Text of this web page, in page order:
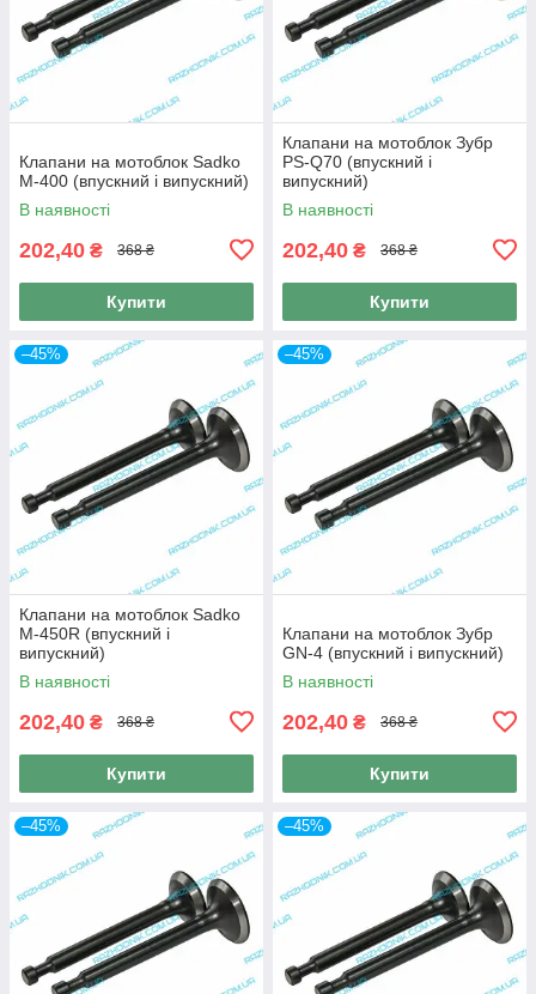
Клапани на мотоблок Sadko
M-400 (впускний і випускний)
В наявності
202,40 ₴ 368 ₴
Купити
Клапани на мотоблок Зубр
PS-Q70 (впускний і
випускний)
В наявності
202,40 ₴ 368 ₴
Купити
–45%
Клапани на мотоблок Sadko
M-450R (впускний і
випускний)
В наявності
202,40 ₴ 368 ₴
Купити
–45%
Клапани на мотоблок Зубр
GN-4 (впускний і випускний)
В наявності
202,40 ₴ 368 ₴
Купити
–45% –45%